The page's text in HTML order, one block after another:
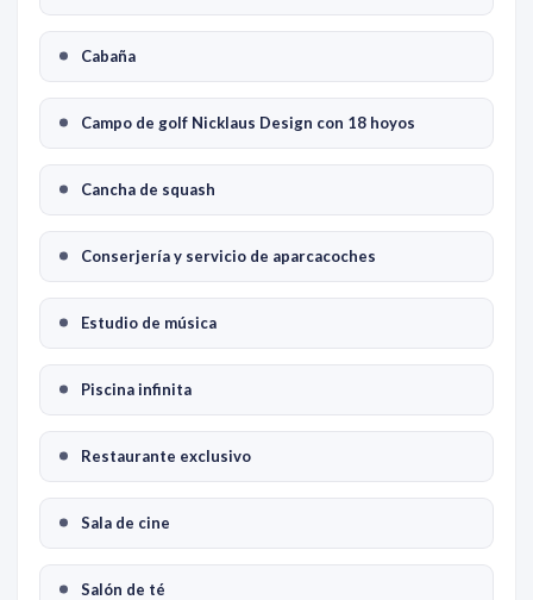
Cabaña
Campo de golf Nicklaus Design con 18 hoyos
Cancha de squash
Conserjería y servicio de aparcacoches
Estudio de música
Piscina infinita
Restaurante exclusivo
Sala de cine
Salón de té